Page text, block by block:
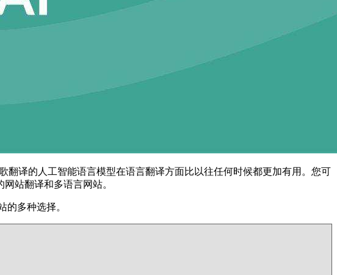
翻译的人工智能语言模型在语言翻译方面比以往任何时候都更加有用。您可
站翻译和多语言网站。
的多种选择。